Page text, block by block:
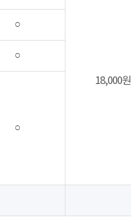
18,000원
○
○
○